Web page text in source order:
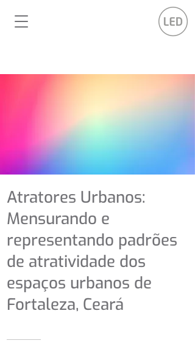
Atratores Urbanos:
Mensurando e
representando padrões
de atratividade dos
espaços urbanos de
Fortaleza, Ceará